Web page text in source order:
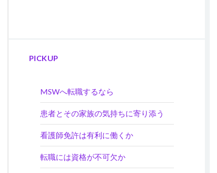
PICKUP
MSWへ転職するなら
患者とその家族の気持ちに寄り添う
看護師免許は有利に働くか
転職には資格が不可欠か